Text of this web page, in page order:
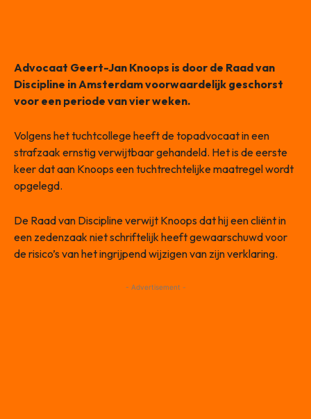
Advocaat Geert-Jan Knoops is door de Raad van
Discipline in Amsterdam voorwaardelijk geschorst
voor een periode van vier weken.
Volgens het tuchtcollege heeft de topadvocaat in een
strafzaak ernstig verwijtbaar gehandeld. Het is de eerste
keer dat aan Knoops een tuchtrechtelijke maatregel wordt
opgelegd.
De Raad van Discipline verwijt Knoops dat hij een cliënt in
een zedenzaak niet schriftelijk heeft gewaarschuwd voor
de risico’s van het ingrijpend wijzigen van zijn verklaring.
- Advertisement -